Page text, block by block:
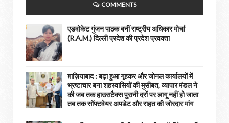
COMMENTS
एडवोकेट गुंजन पाठक बनीं राष्ट्रीय अधिकार मोर्चा
(R.A.M.) दिल्ली प्रदेश की प्रदेश प्रवक्ता
ग़ाज़ियाबाद : बढ़ा हुआ गृहकर और जोनल कार्यालयों में
भ्रष्टाचार बना शहरवासियों की मुसीबत, व्यापार मंडल ने
की जब तक हाउसटैक्स पुरानी दरों पर लागू नहीं हो जाता
तब तक सॉफ्टवेयर अपडेट और राहत की जोरदार मांग